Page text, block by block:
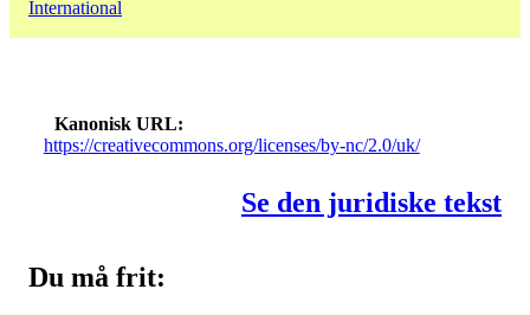
International
Kanonisk URL
https://creativecommons.org/licenses/by-nc/2.0/uk/
Se den juridiske tekst
Du må frit: